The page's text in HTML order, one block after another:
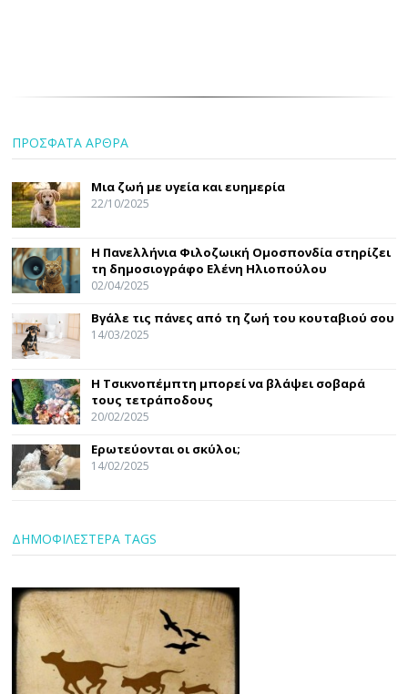
ΠΡΟΣΦΑΤΑ ΑΡΘΡΑ
Μια ζωή με υγεία και ευημερία
22/10/2025
Η Πανελλήνια Φιλοζωική Ομοσπονδία στηρίζει
τη δημοσιογράφο Ελένη Ηλιοπούλου
02/04/2025
Βγάλε τις πάνες από τη ζωή του κουταβιού σου
14/03/2025
Η Τσικνοπέμπτη μπορεί να βλάψει σοβαρά
τους τετράποδους
20/02/2025
Ερωτεύονται οι σκύλοι;
14/02/2025
ΔΗΜΟΦΙΛΕΣΤΕΡΑ TAGS